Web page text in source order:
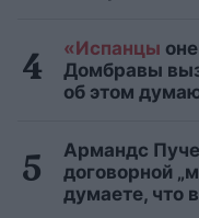
«Испанцы
Домбравы
об этом
Армандс
договорной
думаете, что